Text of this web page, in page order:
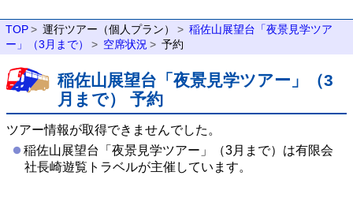
TOP 運行ツアー（個人プラン）
稲佐山展望台「夜景見学ツア
ー」（3月まで）
空席状況 予約
稲佐山展望台「夜景見学ツアー」（3
月まで） 予約
ツアー情報が取得できませんでした。
稲佐山展望台「夜景見学ツアー」（3月まで）は有限会
社長崎遊覧トラベルが主催しています。